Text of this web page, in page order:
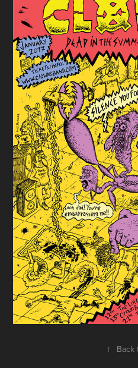
↑ Back